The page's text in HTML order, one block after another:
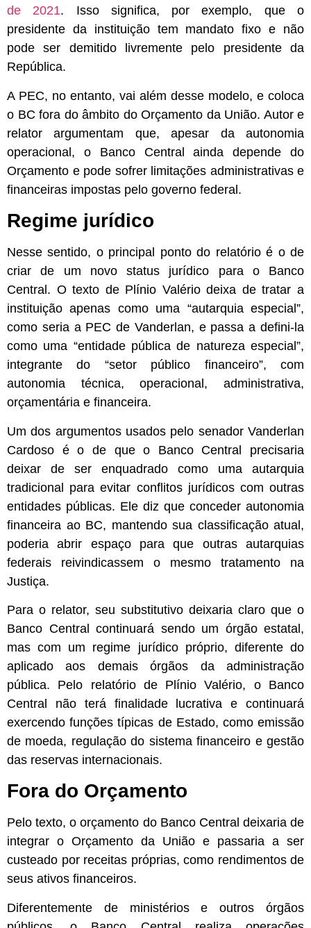
de 2021. Isso significa, por exemplo, que o
presidente da instituição tem mandato fixo e não
pode ser demitido livremente pelo presidente da
República.
A PEC, no entanto, vai além desse modelo, e coloca
o BC fora do âmbito do Orçamento da União. Autor e
relator argumentam que, apesar da autonomia
operacional, o Banco Central ainda depende do
Orçamento e pode sofrer limitações administrativas e
financeiras impostas pelo governo federal.
Regime jurídico
Nesse sentido, o principal ponto do relatório é o de
criar de um novo status jurídico para o Banco
Central. O texto de Plínio Valério deixa de tratar a
instituição apenas como uma “autarquia especial”,
como seria a PEC de Vanderlan, e passa a defini-la
como uma “entidade pública de natureza especial”,
integrante do “setor público financeiro”, com
autonomia técnica, operacional, administrativa,
orçamentária e financeira.
Um dos argumentos usados pelo senador Vanderlan
Cardoso é o de que o Banco Central precisaria
deixar de ser enquadrado como uma autarquia
tradicional para evitar conflitos jurídicos com outras
entidades públicas. Ele diz que conceder autonomia
financeira ao BC, mantendo sua classificação atual,
poderia abrir espaço para que outras autarquias
federais reivindicassem o mesmo tratamento na
Justiça.
Para o relator, seu substitutivo deixaria claro que o
Banco Central continuará sendo um órgão estatal,
mas com um regime jurídico próprio, diferente do
aplicado aos demais órgãos da administração
pública. Pelo relatório de Plínio Valério, o Banco
Central não terá finalidade lucrativa e continuará
exercendo funções típicas de Estado, como emissão
de moeda, regulação do sistema financeiro e gestão
das reservas internacionais.
Fora do Orçamento
Pelo texto, o orçamento do Banco Central deixaria de
integrar o Orçamento da União e passaria a ser
custeado por receitas próprias, como rendimentos de
seus ativos financeiros.
Diferentemente de ministérios e outros órgãos